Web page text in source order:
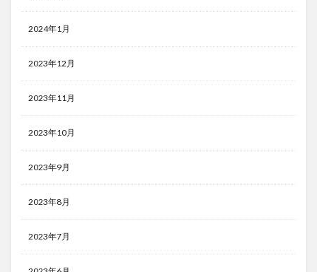
2024年1月
2023年12月
2023年11月
2023年10月
2023年9月
2023年8月
2023年7月